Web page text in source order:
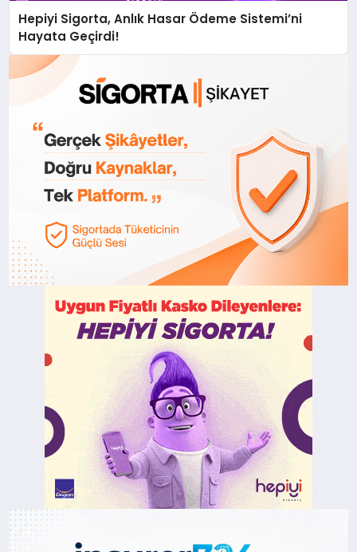
Hepiyi Sigorta, Anlık Hasar Ödeme Sistemi’ni
Hayata Geçirdi!